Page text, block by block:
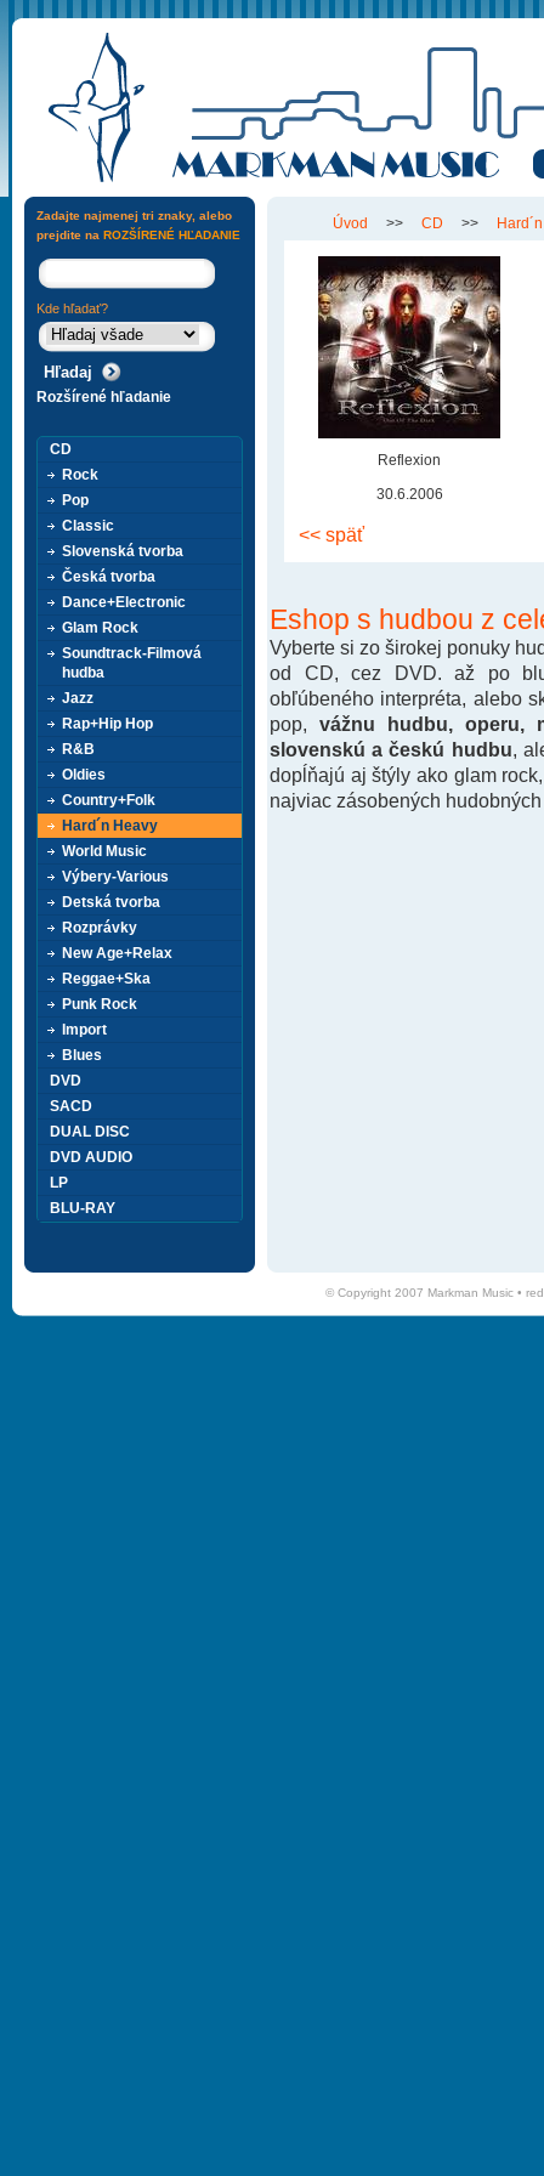
Úvod >> CD >>
Reflexion
30.6.2006
<< späť
Eshop s hudbou z
Vyberte si zo širokej ponuky
od CD, cez DVD. až po
obľúbeného interpréta, alebo
pop, vážnu hudbu, operu,
slovenskú a českú hudbu ,
dopĺňajú aj štýly ako glam
najviac zásobených
Zadajte najmenej tri znaky, alebo
prejdite na ROZŠÍRENÉ HĽADANIE
Kde hľadať?
Rozšírené hľadanie
CD
Rock
Pop
Classic
Slovenská tvorba
Česká tvorba
Dance+Electronic
Glam Rock
Soundtrack-Filmová
hudba
Jazz
Rap+Hip Hop
R&B
Oldies
Country+Folk
Hard´n Heavy
World Music
Výbery-Various
Detská tvorba
Rozprávky
New Age+Relax
Reggae+Ska
Punk Rock
Import
Blues
DVD
SACD
DUAL DISC
DVD AUDIO
LP
BLU-RAY
© Copyright 2007 Markman Music •